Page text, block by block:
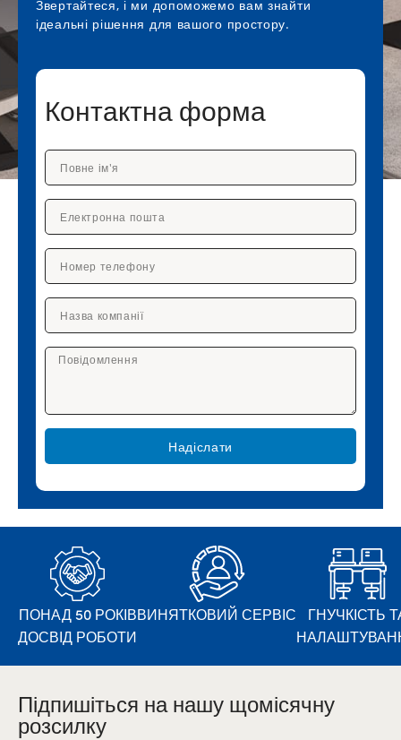
Звертайтеся, і ми допоможемо вам знайти
ідеальні рішення для вашого простору.
Контактна форма
Надіслати
ПОНАД 50 РОКІВ
ДОСВІД РОБОТИ
ВИНЯТКОВИЙ СЕРВІС
ГНУЧКІСТЬ
Підпишіться на нашу щомісячну
розсилку